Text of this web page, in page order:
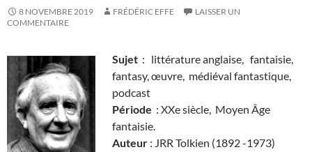
8 NOVEMBRE 2019 FRÉDÉRIC EFFE
LAISSER UN
COMMENTAIRE
Sujet : littérature anglaise, fantaisie,
fantasy, œuvre, médiéval fantastique,
podcast
Période : XXe siècle, Moyen Âge
fantaisie.
Auteur : JRR Tolkien (1892 -1973)